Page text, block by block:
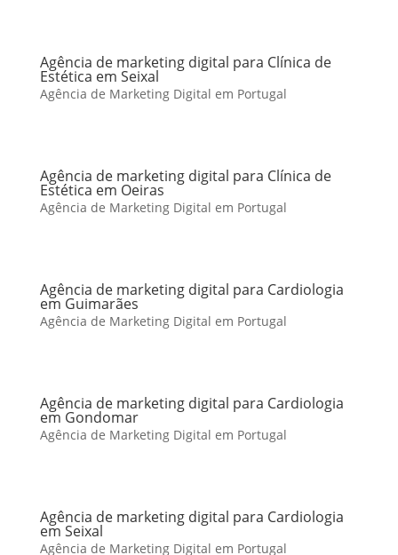
Agência de marketing digital para Clínica de
Estética em Seixal
Agência de Marketing Digital em Portugal
Agência de marketing digital para Clínica de
Estética em Oeiras
Agência de Marketing Digital em Portugal
Agência de marketing digital para Cardiologia
em Guimarães
Agência de Marketing Digital em Portugal
Agência de marketing digital para Cardiologia
em Gondomar
Agência de Marketing Digital em Portugal
Agência de marketing digital para Cardiologia
em Seixal
Agência de Marketing Digital em Portugal